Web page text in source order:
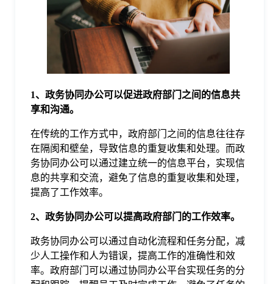
题
1、政务协同办公可以促进政府部门之间的信息共
享和沟通。
在传统的工作方式中，政府部门之间的信息往往存
在隔阂和壁垒，导致信息的重复收集和处理。而政
务协同办公可以通过建立统一的信息平台，实现信
息的共享和交流，避免了信息的重复收集和处理，
提高了工作效率。
2、政务协同办公可以提高政府部门的工作效率。
政务协同办公可以通过自动化流程和任务分配，减
少人工操作和人为错误，提高工作的准确性和效
率。政府部门可以通过协同办公平台实现任务的分